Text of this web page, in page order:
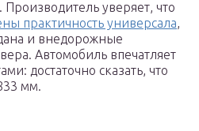
уверяет, что
практичность универсала,
и внедорожные
Автомобиль впечатляет
достаточно сказать, что
мм.